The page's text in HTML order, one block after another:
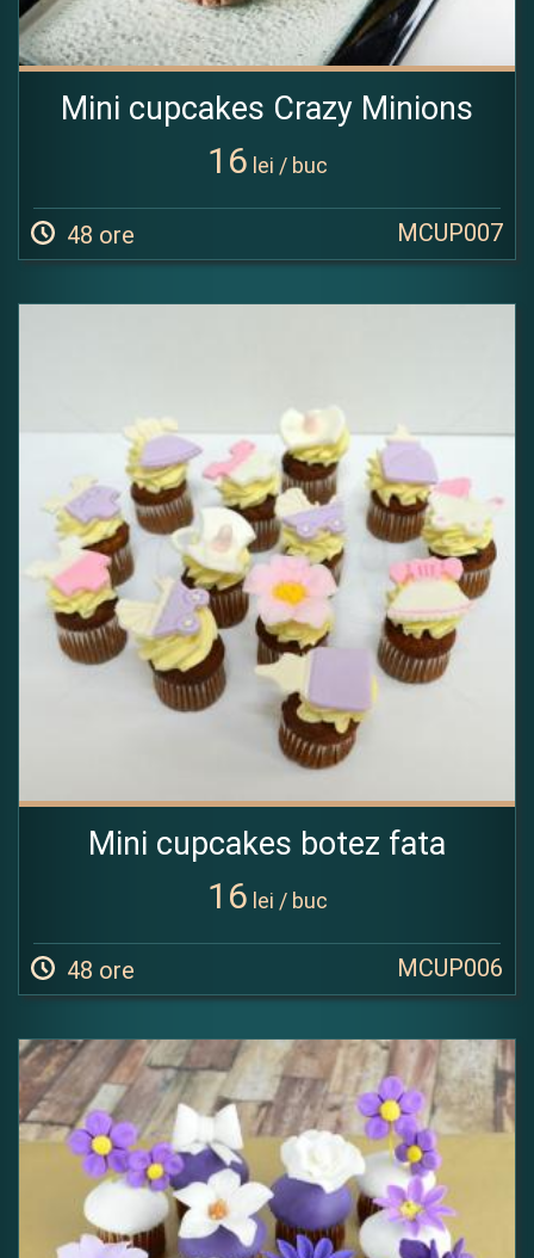
Mini cupcakes Crazy Minions
16 lei / buc
48 ore MCUP007
Mini cupcakes botez fata
16 lei / buc
48 ore MCUP006